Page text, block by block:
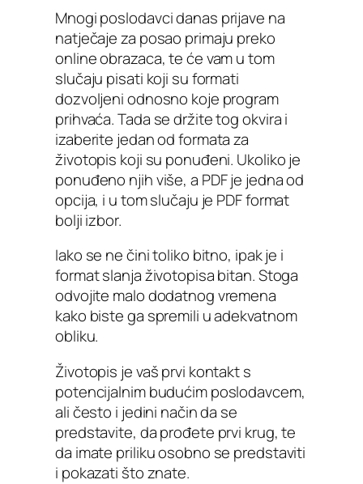
Mnogi poslodavci danas prijave na
natječaje za posao primaju preko
online obrazaca, te će vam u tom
slučaju pisati koji su formati
dozvoljeni odnosno koje program
prihvaća. Tada se držite tog okvira i
izaberite jedan od formata za
životopis koji su ponuđeni. Ukoliko je
ponuđeno njih više, a PDF je jedna od
opcija, i u tom slučaju je PDF format
bolji izbor.
Iako se ne čini toliko bitno, ipak je i
format slanja životopisa bitan. Stoga
odvojite malo dodatnog vremena
kako biste ga spremili u adekvatnom
obliku.
Životopis je vaš prvi kontakt s
potencijalnim budućim poslodavcem,
ali često i jedini način da se
predstavite, da prođete prvi krug, te
da imate priliku osobno se predstaviti
i pokazati što znate.